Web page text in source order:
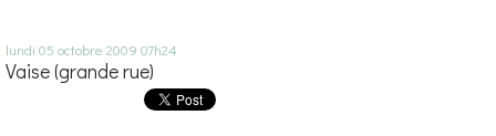
lundi 05 octobre 2009 07h24
Vaise (grande rue)